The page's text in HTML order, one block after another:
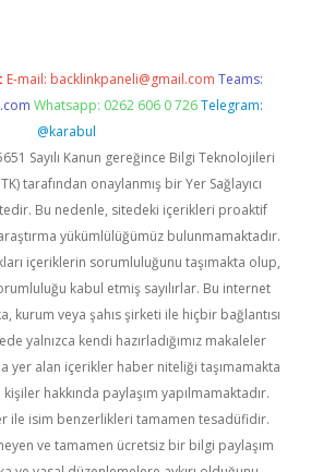
E-mail: backlinkpaneli@gmail.com Teams:
Whatsapp: 0262 606 0 726 Telegram:
@karabul
Sayılı Kanun gereğince Bilgi Teknolojileri
tarafından onaylanmış bir Yer Sağlayıcı
Bu nedenle, sitedeki içerikleri proaktif
yükümlülüğümüz bulunmamaktadır.
içeriklerin sorumluluğunu taşımakta olup,
kabul etmiş sayılırlar. Bu internet
kurum veya şahıs şirketi ile hiçbir bağlantısı
yalnızca kendi hazırladığımız makaleler
yer alan içerikler haber niteliği taşımamakta
hakkında paylaşım yapılmamaktadır.
ile isim benzerlikleri tamamen tesadüfidir.
ve tamamen ücretsiz bir bilgi paylaşım